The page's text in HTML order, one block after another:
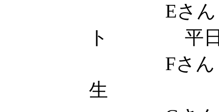
Eさん
ト 平日18
Fさん
生 土